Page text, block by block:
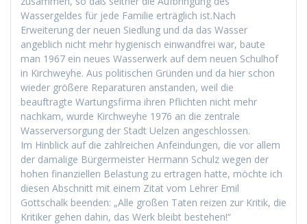
Wassergeldes für jede Familie erträglich ist.Nach
Erweiterung der neuen Siedlung und da das Wasser
angeblich nicht mehr hygienisch einwandfrei war, baute
man 1967 ein neues Wasserwerk auf dem neuen Schulhof
in Kirchweyhe. Aus politischen Gründen und da hier schon
wieder größere Reparaturen anstanden, weil die
beauftragte Wartungsfirma ihren Pflichten nicht mehr
nachkam, wurde Kirchweyhe 1976 an die zentrale
Wasserversorgung der Stadt Uelzen angeschlossen.
Im Hinblick auf die zahlreichen Anfeindungen, die vor allem
der damalige Bürgermeister Hermann Schulz wegen der
hohen finanziellen Belastung zu ertragen hatte, möchte ich
diesen Abschnitt mit einem Zitat vom Lehrer Emil
Gottschalk beenden: „Alle großen Taten reizen zur Kritik, die
Kritiker gehen dahin, das Werk bleibt bestehen!“